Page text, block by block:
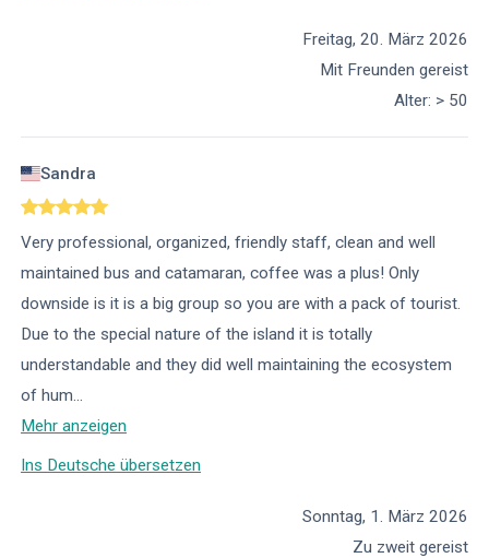
Freitag, 20. März 2026
Mit Freunden gereist
Alter: > 50
Sandra
Very professional, organized, friendly staff, clean and well
maintained bus and catamaran, coffee was a plus! Only
downside is it is a big group so you are with a pack of tourist.
Due to the special nature of the island it is totally
understandable and they did well maintaining the ecosystem
of hum...
Mehr anzeigen
Ins Deutsche übersetzen
Sonntag, 1. März 2026
Zu zweit gereist